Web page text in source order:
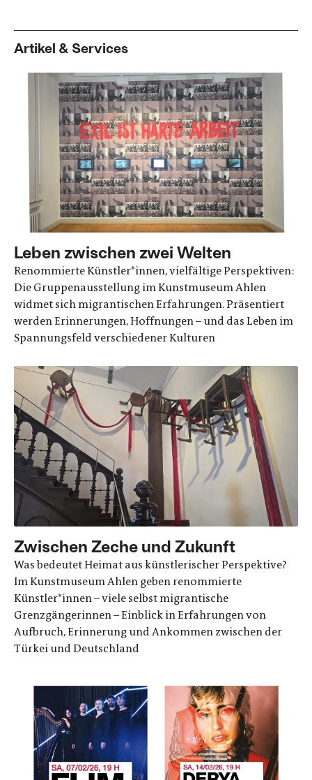
Artikel & Services
Leben zwischen zwei Welten
Renommierte Künstler*innen, vielfältige Perspektiven:
Die Gruppenausstellung im Kunstmuseum Ahlen
widmet sich migrantischen Erfahrungen. Präsentiert
werden Erinnerungen, Hoffnungen – und das Leben im
Spannungsfeld verschiedener Kulturen
Zwischen Zeche und Zukunft
Was bedeutet Heimat aus künstlerischer Perspektive?
Im Kunstmuseum Ahlen geben renommierte
Künstler*innen – viele selbst migrantische
Grenzgängerinnen – Einblick in Erfahrungen von
Aufbruch, Erinnerung und Ankommen zwischen der
Türkei und Deutschland